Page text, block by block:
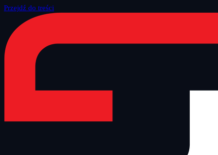
Przejdź do treści
Strona główna